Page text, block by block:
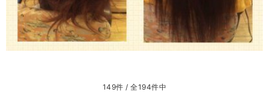
149件 / 全194件中